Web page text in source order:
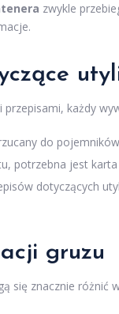
zwykle
każdy
do
potrzebna jest
dotyczących
gruzu
się znacznie różnić